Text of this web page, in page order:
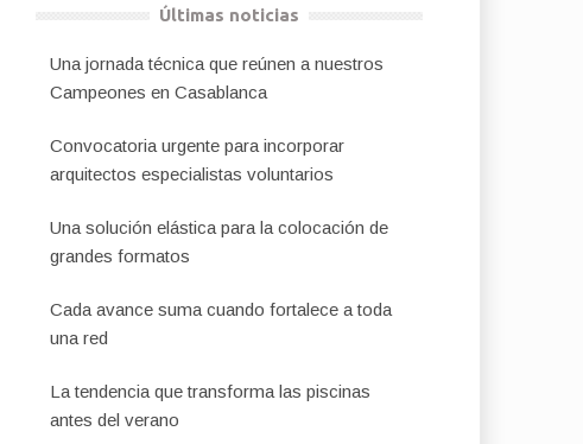
Últimas noticias
Una jornada técnica que reúnen a nuestros
Campeones en Casablanca
Convocatoria urgente para incorporar
arquitectos especialistas voluntarios
Una solución elástica para la colocación de
grandes formatos
Cada avance suma cuando fortalece a toda
una red
La tendencia que transforma las piscinas
antes del verano